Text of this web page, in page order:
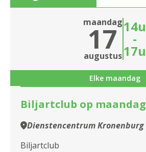
maandag
17
augustus
14u
-
17u
Elke maandag
Biljartclub op maandag
Dienstencentrum Kronenburg
Biljartclub